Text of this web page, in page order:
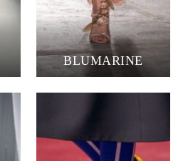
BLUMARINE